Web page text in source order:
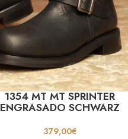
1354 MT MT SPRINTER
ENGRASADO SCHWARZ
379,00€